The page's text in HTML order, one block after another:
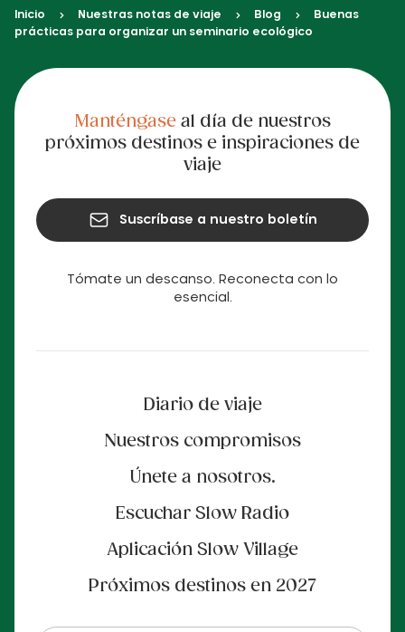
Inicio Nuestras notas de viaje Blog
Buenas
prácticas para organizar un seminario ecológico
Tómate un descanso. Reconecta con lo
esencial.
Diario de viaje
Nuestros compromisos
Únete a nosotros.
Escuchar Slow Radio
Aplicación Slow Village
Próximos destinos en 2027
Manténgaseal día de nuestros
próximos destinos e inspiraciones de
viaje
Suscríbase a nuestro boletín